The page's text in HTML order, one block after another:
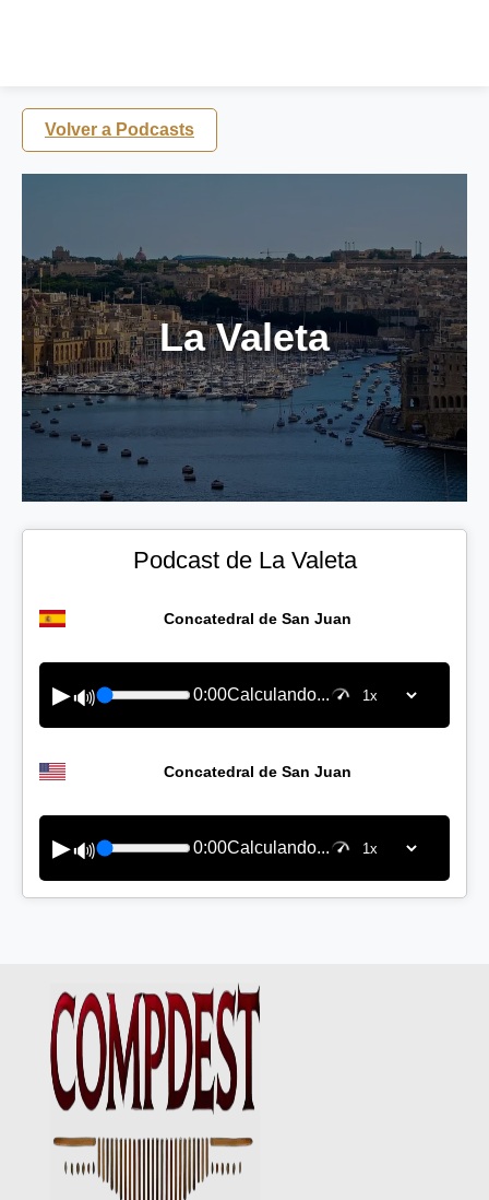
Volver a Podcasts
La Valeta
Podcast de La Valeta
Concatedral de San Juan
▶🔊 0:00Calculando...
Concatedral de San Juan
▶🔊 0:00Calculando...